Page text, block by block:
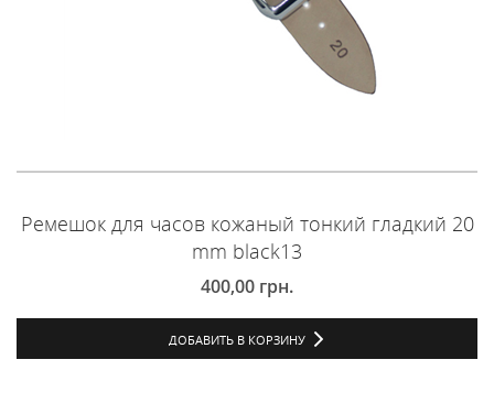
Ремешок для часов кожаный тонкий гладкий 20
mm black13
400,00 грн.
ДОБАВИТЬ В КОРЗИНУ